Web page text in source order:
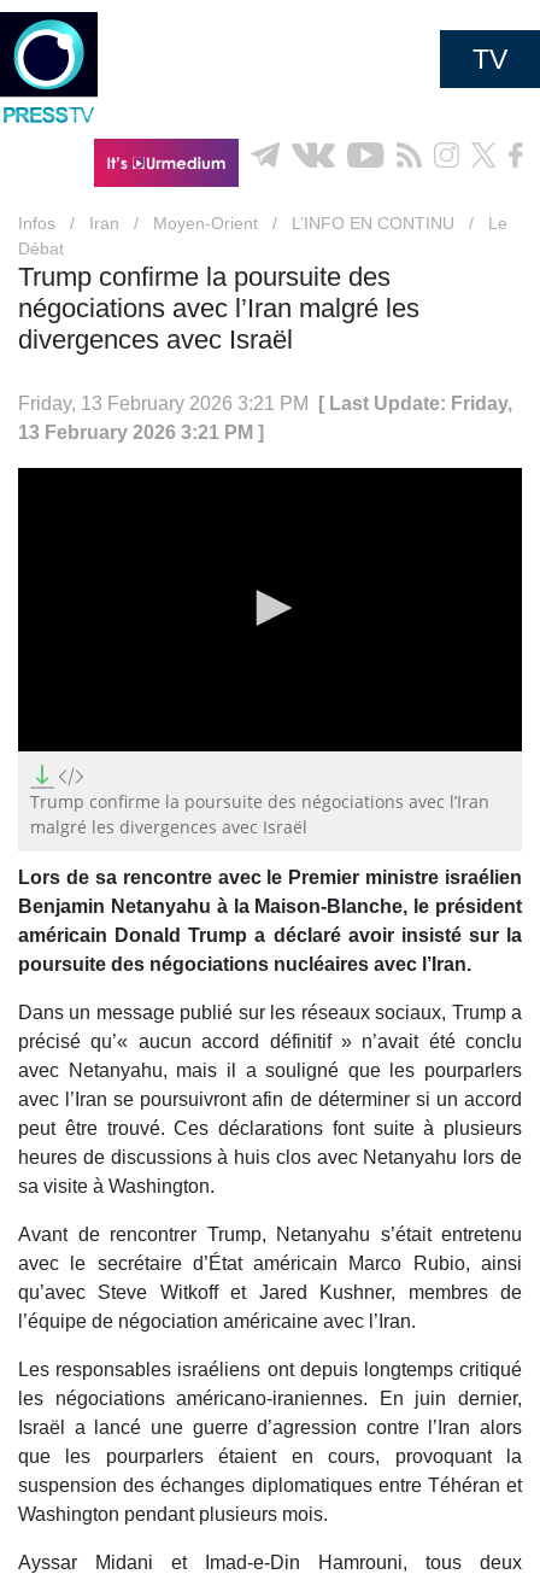
TV
Infos / Iran / Moyen-Orient / L’INFO EN CONTINU /
Le
Débat
Trump confirme la poursuite des
négociations avec l’Iran malgré les
divergences avec Israël
Friday, 13 February 2026 3:21 PM
[ Last Update: Friday,
13 February 2026 3:21 PM ]
seconds
of
minutes,
seconds
Trump confirme la poursuite des négociations avec l’Iran
malgré les divergences avec Israël
Lors de sa rencontre avec le Premier ministre israélien
Benjamin Netanyahu à la Maison-Blanche, le président
américain Donald Trump a déclaré avoir insisté sur la
poursuite des négociations nucléaires avec l’Iran.
Dans un message publié sur les réseaux sociaux, Trump a
précisé qu’« aucun accord définitif » n’avait été conclu
avec Netanyahu, mais il a souligné que les pourparlers
avec l’Iran se poursuivront afin de déterminer si un accord
peut être trouvé. Ces déclarations font suite à plusieurs
heures de discussions à huis clos avec Netanyahu lors de
sa visite à Washington.
Avant de rencontrer Trump, Netanyahu s’était entretenu
avec le secrétaire d’État américain Marco Rubio, ainsi
qu’avec Steve Witkoff et Jared Kushner, membres de
l’équipe de négociation américaine avec l’Iran.
Les responsables israéliens ont depuis longtemps critiqué
les négociations américano-iraniennes. En juin dernier,
Israël a lancé une guerre d’agression contre l’Iran alors
que les pourparlers étaient en cours, provoquant la
suspension des échanges diplomatiques entre Téhéran et
Washington pendant plusieurs mois.
Ayssar Midani et Imad-e-Din Hamrouni, tous deux